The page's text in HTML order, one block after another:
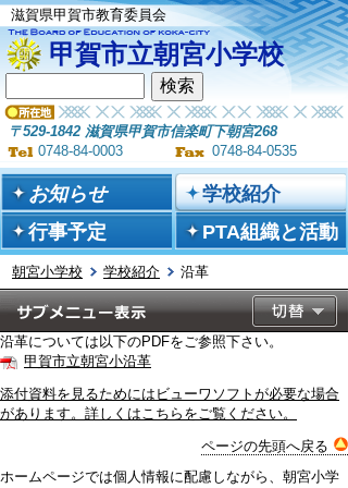
滋賀県甲賀市教育委員会
甲賀市立朝宮小学校
〒529-1842 滋賀県甲賀市信楽町下朝宮268
0748-84-0003
0748-84-0535
お知らせ
学校紹介
行事予定
PTA組織と活動
朝宮小学校 学校紹介 沿革
沿革については以下のPDFをご参照下さい。
甲賀市立朝宮小沿革
添付資料を見るためにはビューワソフトが必要な場合
があります。詳しくはこちらをご覧ください。
ページの先頭へ戻る
ホームページでは個人情報に配慮しながら、朝宮小学